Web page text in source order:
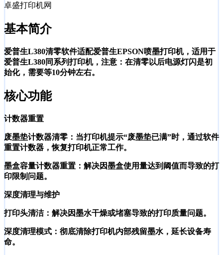
卓盛打印机网
基本简介
爱普生L380清零软件适配爱普生EPSON喷墨打印机，适用于
爱普生L380同系列打印机，注意：在清零以后电源灯闪是初
始化，需要等10分钟左右。
核心功能
计数器重置
废墨垫计数器清零：当打印机提示“废墨垫已满”时，通过软件
重置计数器，恢复打印机正常工作。
墨盒容量计数器重置：解决因墨盒使用量达到阈值而导致的打
印限制问题。
深度清理与维护
打印头清洁：解决因墨水干燥或堵塞导致的打印质量问题。
深度清理模式：彻底清除打印机内部残留墨水，延长设备寿
命。